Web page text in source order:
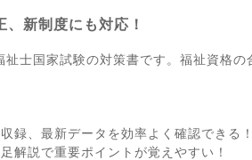
新制度にも対応！
士国家試験の対策書です。福祉資格
録、最新データを効率よく確認できる！
解説で重要ポイントが覚えやすい！